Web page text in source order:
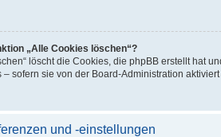
„Alle Cookies löschen“?
löscht die Cookies, die phpBB erstellt hat
– sofern sie von der Board-Administration
und -einstellungen